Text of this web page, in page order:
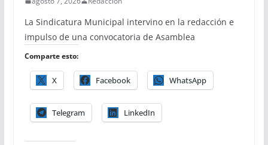
La Sindicatura Municipal intervino en la redacción e
impulso de una convocatoria de Asamblea
Comparte esto:
X Facebook WhatsApp
Telegram LinkedIn